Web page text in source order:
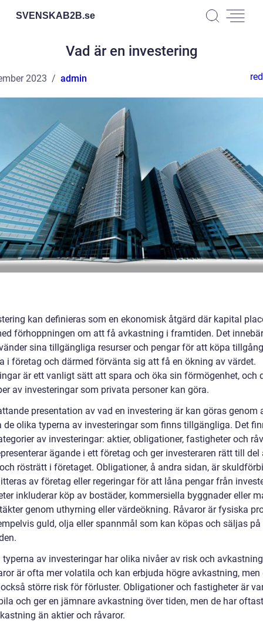
SVENSKAB2B.se
Vad är en investering
2023 admin
kan definieras som en ekonomisk åtgärd där kapital
förhoppningen om att få avkastning i framtiden. Det
sina tillgängliga resurser och pengar för att köpa
i företag och därmed förvänta sig att få en ökning av värdet.
är ett vanligt sätt att spara och öka sin förmögenhet, och
av investeringar som privata personer kan göra.
presentation av vad en investering är kan göras genom
de olika typerna av investeringar som finns tillgängliga. Det
av investeringar: aktier, obligationer, fastigheter och
ägande i ett företag och ger investeraren rätt till del
rösträtt i företaget. Obligationer, å andra sidan, är
av företag eller regeringar för att låna pengar från
inkluderar köp av bostäder, kommersiella byggnader eller
genom uthyrning eller värdeökning. Råvaror är fysiska
guld, olja eller spannmål som kan köpas och säljas på
typerna av investeringar har olika nivåer av risk och
är ofta mer volatila och kan erbjuda högre avkastning, men
större risk för förluster. Obligationer och fastigheter är
och ger en jämnare avkastning över tiden, men de har
än aktier och råvaror.